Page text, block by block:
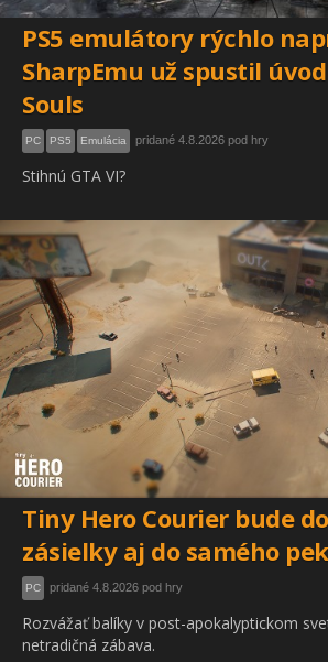
PS5 emulátory rýchlo
SharpEmu už spustil
Souls
PC PS5 Emulácia pridané 4.8.2026 pod hry
Stihnú GTA VI?
Tiny Hero Courier bude
zásielky aj do samého
PC pridané 4.8.2026 pod hry
Rozvážať balíky v post-apokalyptickom
netradičná zábava.